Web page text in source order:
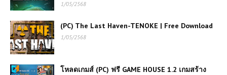
1/05/2568
(PC) The Last Haven-TENOKE | Free Download
1/05/2568
โหลดเกมส์ (PC) ฟรี GAME HOUSE 1.2 เกมสร้าง
เกมส์ออนไลน์ฟรี Cartoon Strike เกม
ยิงออนไลน์แนวการ์ตูนที่เล่นฟรีและสนุก
ไม่มีเบื่อ
เกมส์ออนไลน์ฟรี Grand Extreme